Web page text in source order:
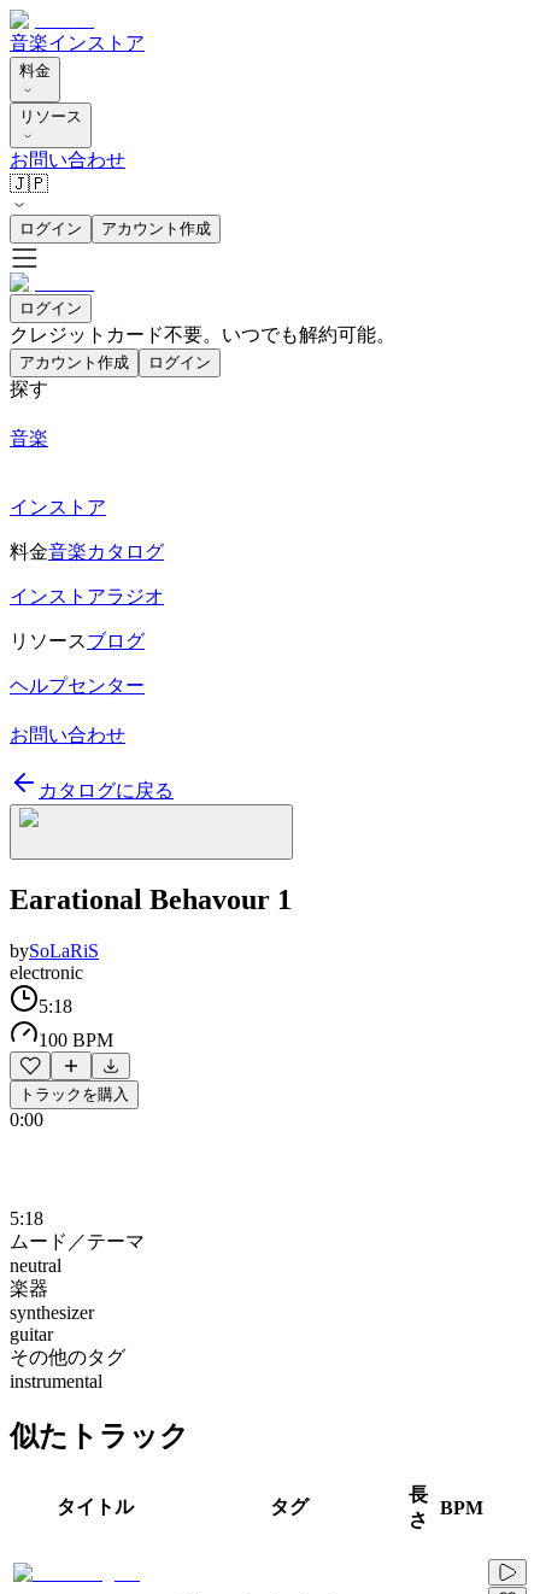
音楽インストア
料金
リソース
お問い合わせ
🇯🇵
ログイン アカウント作成
ログイン
クレジットカード不要。いつでも解約可能。
アカウント作成 ログイン
探す
音楽
インストア
料金音楽カタログ
インストアラジオ
リソースブログ
ヘルプセンター
お問い合わせ
カタログに戻る
Earational Behavour 1
bySoLaRiS
electronic
5:18
100 BPM
トラックを購入
0:00
5:18
ムード／テーマ
neutral
楽器
synthesizer
guitar
その他のタグ
instrumental
似たトラック
タイトル タグ
長
さ
BPM